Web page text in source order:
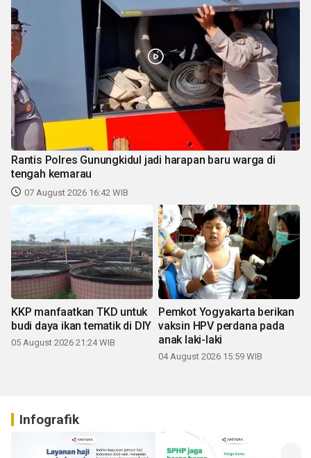
Rantis Polres Gunungkidul jadi harapan baru warga di
tengah kemarau
07 August 2026 16:42 WIB
KKP manfaatkan TKD untuk
budi daya ikan tematik di DIY
05 August 2026 21:24 WIB
Pemkot Yogyakarta berikan
vaksin HPV perdana pada
anak laki-laki
04 August 2026 15:59 WIB
Infografik